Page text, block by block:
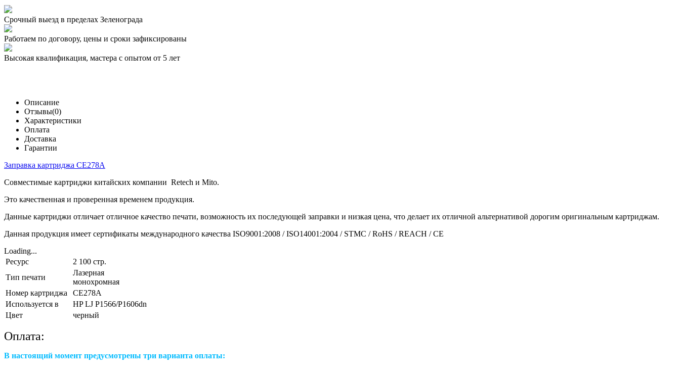
Срочный выезд в пределах Зеленограда
Работаем по договору, цены и сроки зафиксированы
Высокая квалификация, мастера с опытом от 5 лет
Описание
Отзывы(0)
Характеристики
Оплата
Доставка
Гарантии
Заправка картриджа CE278A
Совместимые картриджи китайских компании Retech и Mito.
Это качественная и проверенная временем продукция.
Данные картриджи отличает отличное качество печати, возможность их последующей заправки и низкая цена, что делает их отличной альтернативой дорогим оригинальным картриджам.
Данная продукция имеет сертификаты международного качества ISO9001:2008 / ISO14001:2004 / STMC / RoHS / REACH / CE
Loading...
Ресурс
2 100 стр.
Тип печати
Лазерная
монохромная
Номер картриджа
CE278A
Используется в
HP LJ P1566/P1606dn
Цвет
черный
Оплата:
В настоящий момент предусмотрены три варианта оплаты: